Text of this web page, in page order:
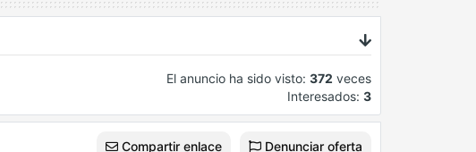
El anuncio ha sido visto: 372 veces
Interesados: 3
Compartir enlace Denunciar oferta